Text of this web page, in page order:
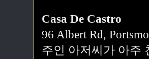
Casa De Castro
96 Albert Rd,
주인 아저씨가 아주